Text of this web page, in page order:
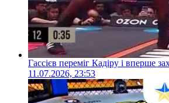
Гассієв переміг Кадіру і вперше
11.07.2026, 23:53